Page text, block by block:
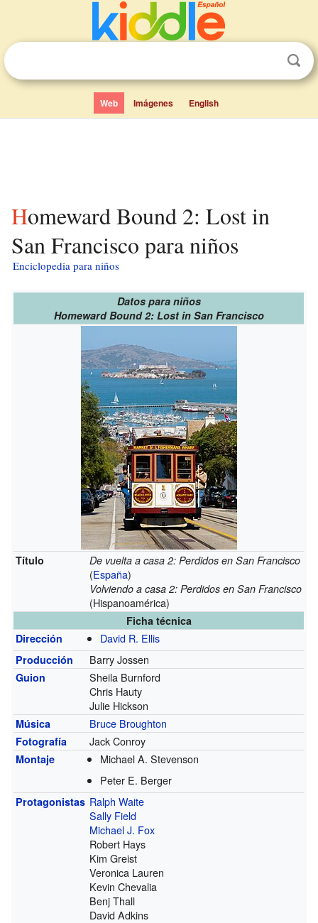
Web Imágenes English
Homeward Bound 2: Lost in
San Francisco para niños
Enciclopedia para niños
Datos para niños
Homeward Bound 2: Lost in San Francisco
Título De vuelta a casa 2: Perdidos en San Francisco
(España)
Volviendo a casa 2: Perdidos en San Francisco
(Hispanoamérica)
Ficha técnica
Dirección
David R. Ellis
Producción Barry Jossen
Guion
Sheila Burnford
Chris Hauty
Julie Hickson
Música Bruce Broughton
Fotografía Jack Conroy
Montaje
Michael A. Stevenson
Peter E. Berger
Protagonistas Ralph Waite
Sally Field
Michael J. Fox
Robert Hays
Kim Greist
Veronica Lauren
Kevin Chevalia
Benj Thall
David Adkins